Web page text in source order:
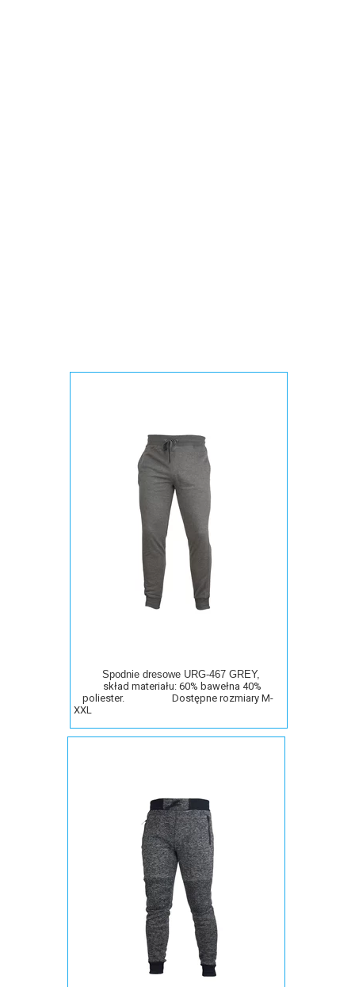
Spodnie dresowe URG-467 GREY,
skład materiału: 60% bawełna 40%
poliester. Dostępne rozmiary M-
XXL